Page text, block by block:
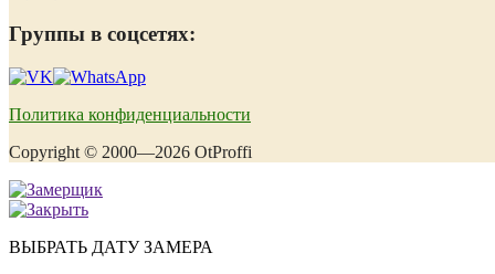
Группы в соцсетях:
Политика конфиденциальности
Copyright © 2000—2026 OtProffi
ВЫБРАТЬ ДАТУ ЗАМЕРА